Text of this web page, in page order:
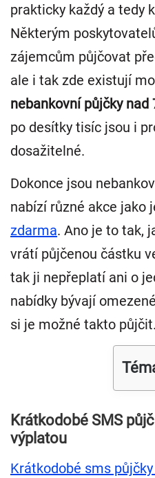
prakticky každý a tedy
Některým
zájemcům půjčovat
ale i tak zde existují
nebankovní půjčky nad
po desítky tisíc jsou i
dosažitelné.
Dokonce jsou
nabízí různé akce jako
zdarma. Ano je to tak,
vrátí půjčenou částku
tak ji nepřeplatí ani o
nabídky bývají
si je možné takto půjčit.
Krátkodobé SMS
výplatou
Krátkodobé sms